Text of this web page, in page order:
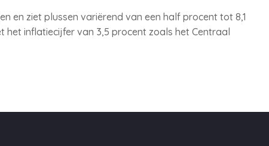
en ziet plussen variërend van een half procent tot 8,1
het inflatiecijfer van 3,5 procent zoals het Centraal